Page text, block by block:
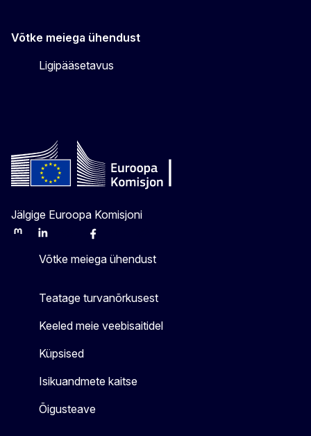
Võtke meiega ühendust
Ligipääsetavus
Jälgige Euroopa Komisjoni
MastodonLinkedInBlueskyFacebook
Võtke meiega ühendust
Teatage turvanõrkusest
Keeled meie veebisaitidel
Küpsised
Isikuandmete kaitse
Õigusteave